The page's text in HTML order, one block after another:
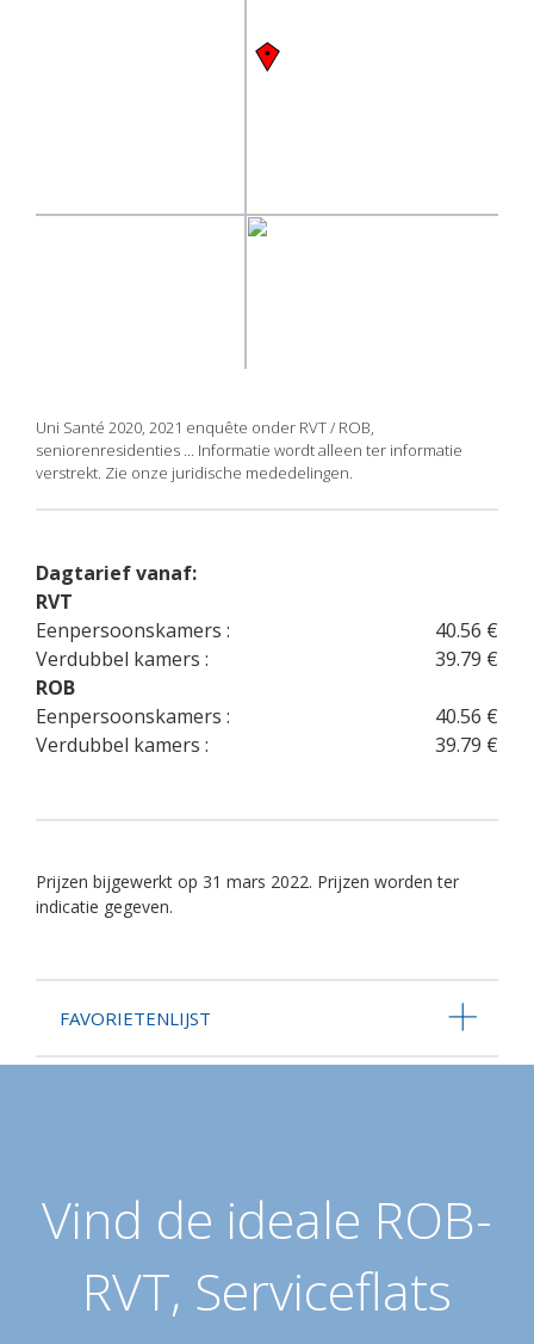
Uni Santé 2020, 2021 enquête onder RVT / ROB,
seniorenresidenties ... Informatie wordt alleen ter informatie
verstrekt. Zie onze juridische mededelingen.
Dagtarief vanaf:
RVT
Eenpersoonskamers :
40.56 €
Verdubbel kamers :
39.79 €
ROB
Eenpersoonskamers :
40.56 €
Verdubbel kamers :
39.79 €
Prijzen bijgewerkt op 31 mars 2022. Prijzen worden ter
indicatie gegeven.
FAVORIETENLIJST
Vind de ideale ROB-
RVT, Serviceflats